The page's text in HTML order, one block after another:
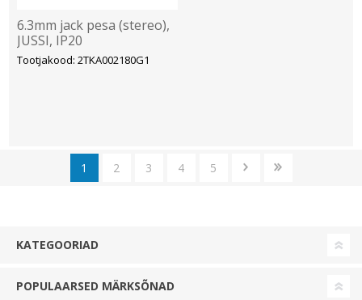
6.3mm jack pesa (stereo),
JUSSI, IP20
Tootjakood: 2TKA002180G1
1 2 3 4 5
KATEGOORIAD
POPULAARSED MÄRKSÕNAD